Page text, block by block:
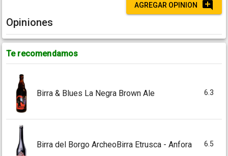
AGREGAR OPINION
Opiniones
Te recomendamos
Birra & Blues La Negra Brown Ale 6.3
Birra del Borgo ArcheoBirra Etrusca - Anfora 6.5